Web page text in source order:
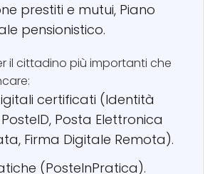
prestiti e mutui, Piano
pensionistico.
il cittadino più importanti che
certificati (Identità
Posta Elettronica
Firma Digitale Remota).
(PosteInPratica).